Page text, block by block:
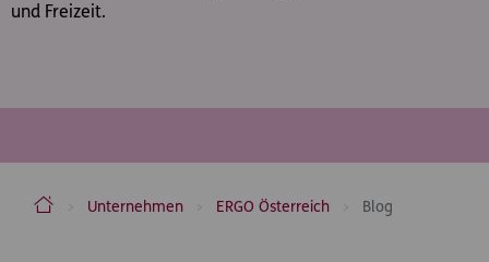
und Freizeit.
ERGO Versicherung Aktiengesellschaft
Unternehmen ERGO Österreich Blog